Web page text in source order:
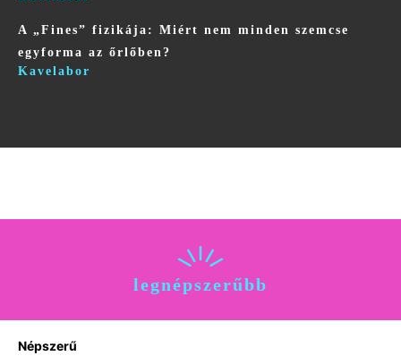
A „Fines” fizikája: Miért nem minden szemcse
egyforma az őrlőben?
Kavelabor
legnépszerűbb
Népszerű